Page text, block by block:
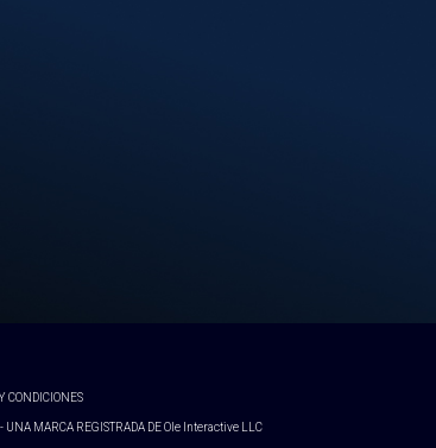
CONDICIONES
UNA MARCA REGISTRADA DE Ole Interactive LLC